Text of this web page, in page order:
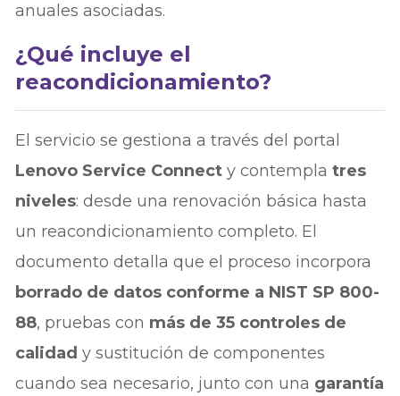
anuales asociadas.
¿Qué incluye el
reacondicionamiento?
El servicio se gestiona a través del portal
Lenovo Service Connect y contemplatres
niveles: desde una renovación básica hasta
un reacondicionamiento completo. El
documento detalla que el proceso incorpora
borrado de datos conforme a NIST SP 800-
88, pruebas con más de 35 controles de
calidad y sustitución de componentes
cuando sea necesario, junto con una garantía